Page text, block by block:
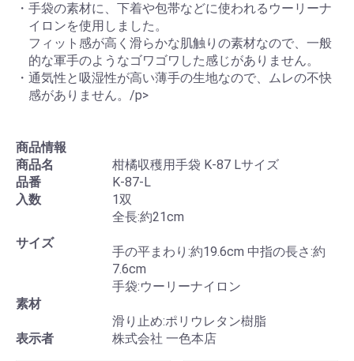
・手袋の素材に、下着や包帯などに使われるウーリーナ
イロンを使用しました。
フィット感が高く滑らかな肌触りの素材なので、一般
的な軍手のようなゴワゴワした感じがありません。
・通気性と吸湿性が高い薄手の生地なので、ムレの不快
感がありません。/p>
商品情報
商品名
柑橘収穫用手袋 K-87 Lサイズ
品番
K-87-L
入数
1双
サイズ
全長:約21cm
手の平まわり:約19.6cm 中指の長さ:約
7.6cm
素材
手袋:ウーリーナイロン
滑り止め:ポリウレタン樹脂
表示者
株式会社 一色本店